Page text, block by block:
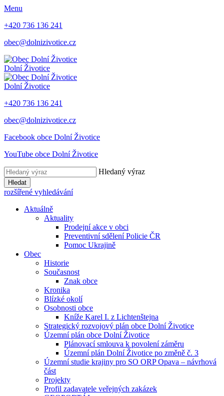
Menu
+420 736 136 241
obec@dolnizivotice.cz
Dolní Životice
Dolní Životice
+420 736 136 241
obec@dolnizivotice.cz
Facebook obce Dolní Životice
YouTube obce Dolní Životice
Hledaný výraz
Hledat
rozšířené vyhledávání
Aktuálně
Aktuality
Prodejní akce v obci
Preventivní sdělení Policie ČR
Pomoc Ukrajině
Obec
Historie
Současnost
Znak obce
Kronika
Blízké okolí
Osobnosti obce
Kníže Karel I. z Lichtenštejna
Strategický rozvojový plán obce Dolní Životice
Územní plán obce Dolní Životice
Plánovací smlouva k povolení záměru
Územní plán Dolní Životice po změně č. 3
Územní studie krajiny pro SO ORP Opava – návrhová
část
Projekty
Profil zadavatele veřejných zakázek